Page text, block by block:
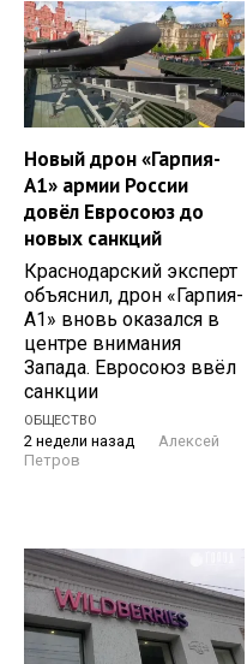
Новый дрон «Гарпия-
А1» армии России
довёл Евросоюз до
новых санкций
Краснодарский эксперт
объяснил, дрон «Гарпия-
А1» вновь оказался в
центре внимания
Запада. Евросоюз ввёл
санкции
ОБЩЕСТВО
2 недели назад
Алексей
Петров